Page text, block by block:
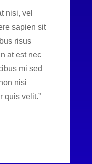
nisi, vel
sapien sit
risus
at est nec
mi sed
nisi
quis velit.”